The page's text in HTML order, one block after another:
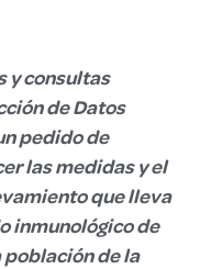
y consultas
de Datos
pedido de
las medidas y el
que lleva
inmunológico de
de la